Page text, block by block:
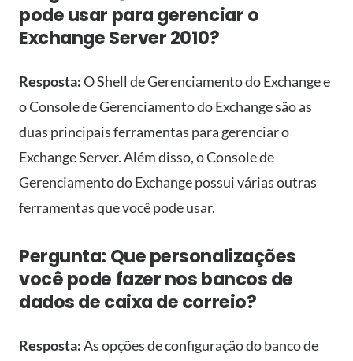
pode usar para gerenciar o
Exchange Server 2010?
Resposta:O Shell de Gerenciamento do Exchange e
o Console de Gerenciamento do Exchange são as
duas principais ferramentas para gerenciar o
Exchange Server. Além disso, o Console de
Gerenciamento do Exchange possui várias outras
ferramentas que você pode usar.
Pergunta: Que personalizações
você pode fazer nos bancos de
dados de caixa de correio?
Resposta:As opções de configuração do banco de